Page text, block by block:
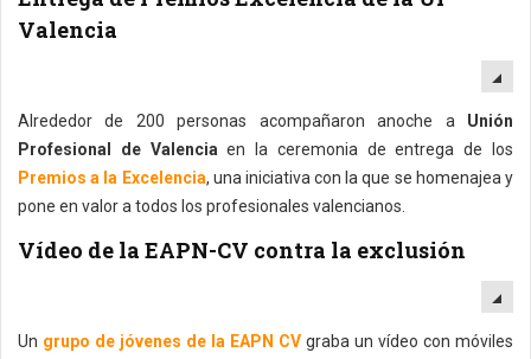
Valencia
Alrededor de 200 personas acompañaron anoche a Unión
Profesional de Valenciaen la ceremonia de entrega de los
Premios a la Excelencia, una iniciativa con la que se homenajea y
pone en valor a todos los profesionales valencianos.
Vídeo de la EAPN-CV contra la exclusión
Un grupo de jóvenes de la EAPN CV graba un vídeo con móviles